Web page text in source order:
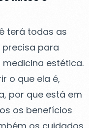
terá todas as
para
estética.
o que ela é,
por que está em
os benefícios